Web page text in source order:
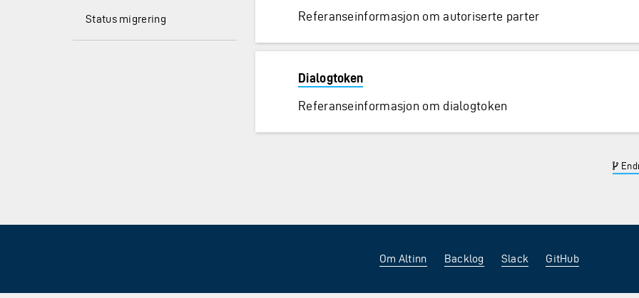
Status migrering Referanseinformasjon om autoriserte parter
Dialogtoken
Referanseinformasjon om dialogtoken
Om Altinn Backlog Slack GitHub